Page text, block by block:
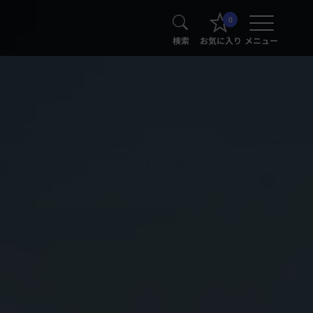
検索
0
お気に入り メニュー